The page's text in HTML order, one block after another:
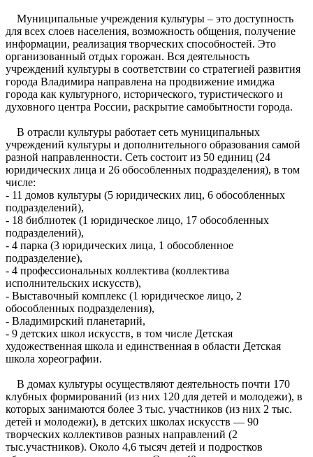
Муниципальные учреждения культуры – это доступность
для всех слоев населения, возможность общения, получение
информации, реализация творческих способностей. Это
организованный отдых горожан. Вся деятельность
учреждений культуры в соответствии со стратегией развития
города Владимира направлена на продвижение имиджа
города как культурного, исторического, туристического и
духовного центра России, раскрытие самобытности города.
В отрасли культуры работает сеть муниципальных
учреждений культуры и дополнительного образования самой
разной направленности. Сеть состоит из 50 единиц (24
юридических лица и 26 обособленных подразделения), в том
числе:
- 11 домов культуры (5 юридических лиц, 6 обособленных
подразделений),
- 18 библиотек (1 юридическое лицо, 17 обособленных
подразделений),
- 4 парка (3 юридических лица, 1 обособленное
подразделение),
- 4 профессиональных коллектива (коллектива
исполнительских искусств),
- Выставочный комплекс (1 юридическое лицо, 2
обособленных подразделения),
- Владимирский планетарий,
- 9 детских школ искусств, в том числе Детская
художественная школа и единственная в области Детская
школа хореографии.
В домах культуры осуществляют деятельность почти 170
клубных формирований (из них 120 для детей и молодежи), в
которых занимаются более 3 тыс. участников (из них 2 тыс.
детей и молодежи), в детских школах искусств — 90
творческих коллективов разных направлений (2
тыс.участников). Около 4,6 тысяч детей и подростков